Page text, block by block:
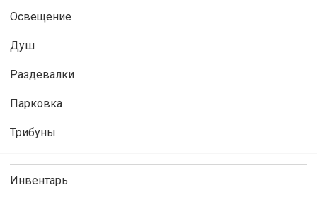
Освещениe
Душ
Раздевалки
Парковка
Трибуны
Инвентарь